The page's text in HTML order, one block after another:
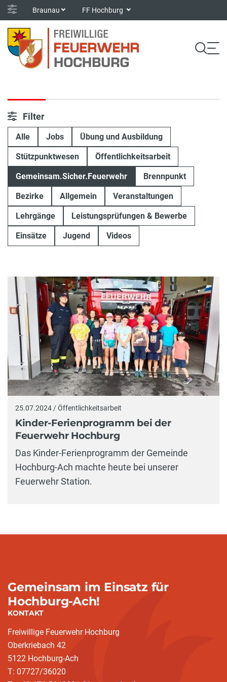
Braunau FF Hochburg
Filter
Alle Jobs Übung und Ausbildung
Stützpunktwesen Öffentlichkeitsarbeit
Gemeinsam.Sicher.Feuerwehr Brennpunkt
Bezirke Allgemein Veranstaltungen
Lehrgänge Leistungsprüfungen & Bewerbe
Einsätze Jugend Videos
25.07.2024 / Öffentlichkeitsarbeit
Kinder-Ferienprogramm bei der
Feuerwehr Hochburg
Das Kinder-Ferienprogramm der Gemeinde
Hochburg-Ach machte heute bei unserer
Feuerwehr Station.
Gemeinsam im Einsatz für
Hochburg-Ach!
KONTAKT
Freiwillige Feuerwehr Hochburg
Oberkriebach 42
5122 Hochburg-Ach
T: 07727/36020